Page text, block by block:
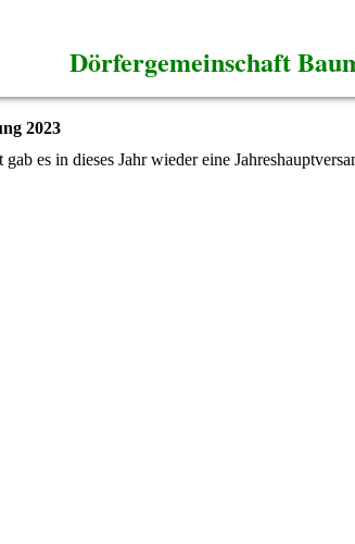
Dörfergemeinschaft
2023
es in dieses Jahr wieder eine